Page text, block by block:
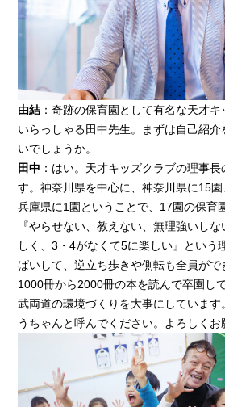
由結 ：奇跡の保育園として有名な天才
いらっしゃる田中先生。まずは自己紹介
いでしょうか。
田中 ：はい。天才キッズクラブの理事
す。神奈川県を中心に、神奈川県に15
兵庫県に1園ということで、17園の保育
『やらせない、教えない、無理強いし
しく、3・4がなくて5に楽しい』という
ぱいして、逆立ち歩きや側転も全員がで
1000冊から2000冊の本を読んで卒園し
武両道の環境づくりを大事にしています
うちゃんと呼んでください。よろしくお